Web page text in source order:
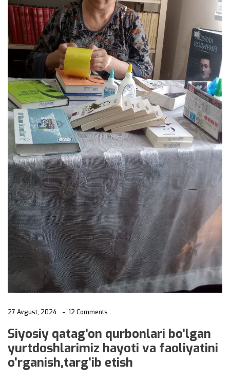
27 Avgust, 2024 12 Comments
Siyosiy qatag'on qurbonlari bo'lgan
yurtdoshlarimiz hayoti va faoliyatini
o'rganish,targ'ib etish